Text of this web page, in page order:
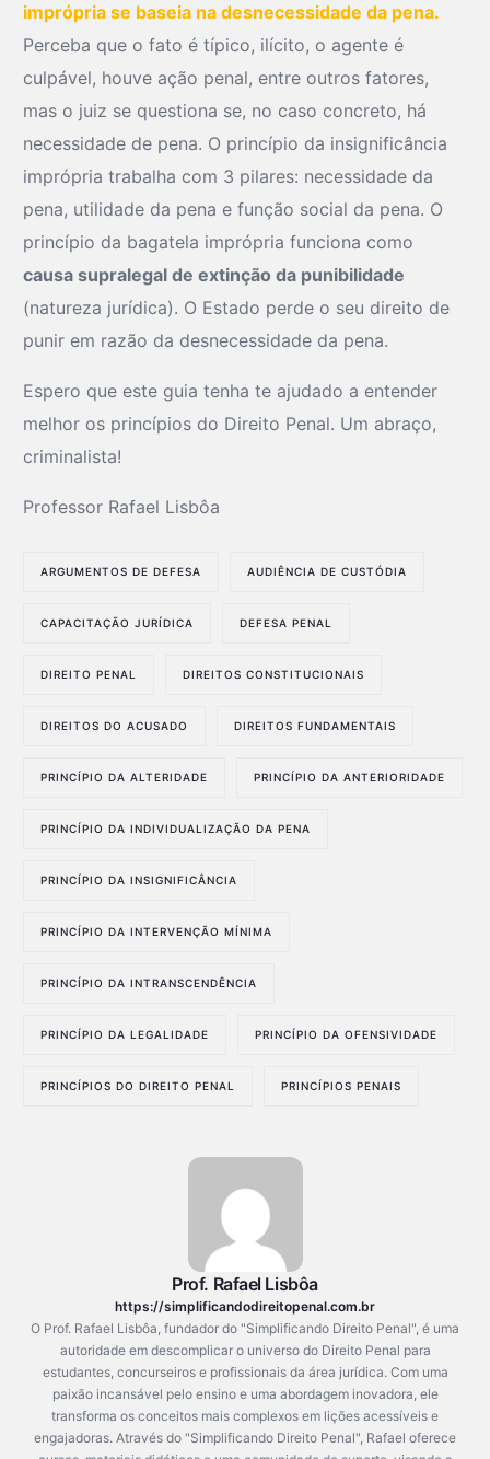
imprópria se baseia na desnecessidade da pena.
Perceba que o fato é típico, ilícito, o agente é
culpável, houve ação penal, entre outros fatores,
mas o juiz se questiona se, no caso concreto, há
necessidade de pena. O princípio da insignificância
imprópria trabalha com 3 pilares: necessidade da
pena, utilidade da pena e função social da pena. O
princípio da bagatela imprópria funciona como
causa supralegal de extinção da punibilidade
(natureza jurídica). O Estado perde o seu direito de
punir em razão da desnecessidade da pena.
Espero que este guia tenha te ajudado a entender
melhor os princípios do Direito Penal. Um abraço,
criminalista!
Professor Rafael Lisbôa
ARGUMENTOS DE DEFESA AUDIÊNCIA DE CUSTÓDIA
CAPACITAÇÃO JURÍDICA DEFESA PENAL
DIREITO PENAL DIREITOS CONSTITUCIONAIS
DIREITOS DO ACUSADO DIREITOS FUNDAMENTAIS
PRINCÍPIO DA ALTERIDADE PRINCÍPIO DA ANTERIORIDADE
PRINCÍPIO DA INDIVIDUALIZAÇÃO DA PENA
PRINCÍPIO DA INSIGNIFICÂNCIA
PRINCÍPIO DA INTERVENÇÃO MÍNIMA
PRINCÍPIO DA INTRANSCENDÊNCIA
PRINCÍPIO DA LEGALIDADE PRINCÍPIO DA OFENSIVIDADE
PRINCÍPIOS DO DIREITO PENAL PRINCÍPIOS PENAIS
Prof. Rafael Lisbôa
https://simplificandodireitopenal.com.br
O Prof. Rafael Lisbôa, fundador do "Simplificando Direito Penal", é uma
autoridade em descomplicar o universo do Direito Penal para
estudantes, concurseiros e profissionais da área jurídica. Com uma
paixão incansável pelo ensino e uma abordagem inovadora, ele
transforma os conceitos mais complexos em lições acessíveis e
engajadoras. Através do "Simplificando Direito Penal", Rafael oferece
Fale no WhatsApp